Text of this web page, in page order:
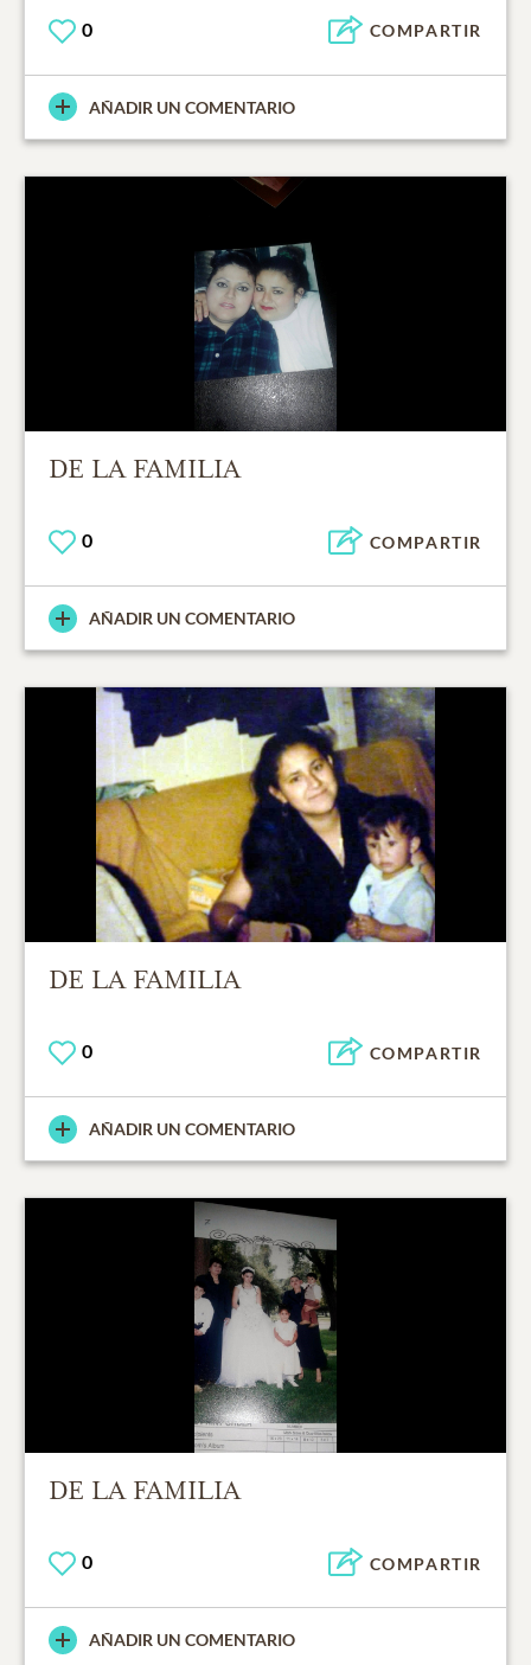
0 COMPARTIR
AÑADIR UN COMENTARIO
DE LA FAMILIA
0 COMPARTIR
AÑADIR UN COMENTARIO
DE LA FAMILIA
0 COMPARTIR
AÑADIR UN COMENTARIO
DE LA FAMILIA
0 COMPARTIR
AÑADIR UN COMENTARIO